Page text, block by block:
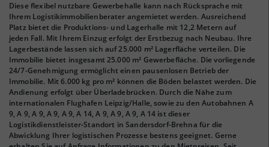
Diese flexibel nutzbare Gewerbehalle kann nach Rücksprache mit
Ihrem Logistikimmobilienberater angemietet werden. Ausreichend
Platz bietet die Produktions- und Lagerhalle mit 12,2 Metern auf
jeden Fall. Mit Ihrem Einzug erfolgt der Erstbezug nach Neubau. Ihre
Lagerbestände lassen sich auf 25.000 m² Lagerfläche verteilen. Die
Immobilie bietet insgesamt 25.000 m² Gewerbefläche. Die vorliegende
24/7-Genehmigung ermöglicht einen pausenlosen Betrieb der
Immobilie. Mit 6.000 kg pro m² können die Böden belastet werden. Die
Andienung erfolgt über Überladebrücken. Durch die Nähe zum
internationalen Flughafen Leipzig/Halle, sowie zu den Autobahnen A
9, A 9, A 9, A 9, A 9, A 14, A 9, A 9, A 9, A 14 ist dieser
Logistikdienstleister-Standort in Sandersdorf-Brehna für die
Abwicklung Ihrer logistischen Prozesse bestens geeignet. Gerne